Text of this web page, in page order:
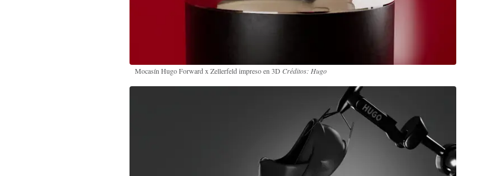
Mocasín Hugo Forward x Zellerfeld impreso en 3D Créditos: Hugo